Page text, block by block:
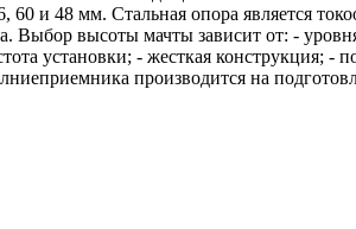
и 48 мм. Стальная опора является
Выбор высоты мачты зависит от: -
установки; - жесткая конструкция; -
производится на